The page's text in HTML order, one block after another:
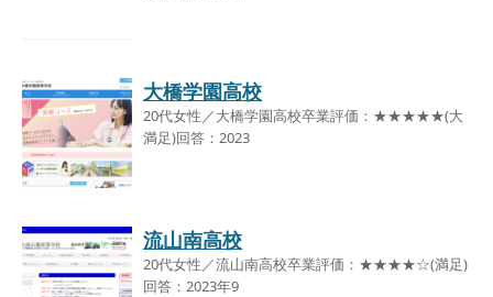
大橋学園高校
20代女性／大橋学園高校卒業評価：★★★★★(大
満足)回答：2023
流山南高校
20代女性／流山南高校卒業評価：★★★★☆(満足)
回答：2023年9